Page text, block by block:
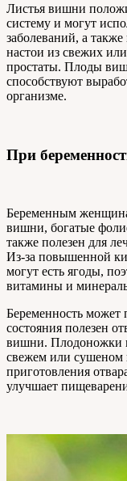
Листья вишни
систему и могут
заболеваний, а
настои из свежих
простаты. Плоды
способствуют
организме.
При
Беременным
вишни, богатые
также полезен для
Из-за повышенной
могут есть ягоды,
витамины и
Беременность может
состояния полезен
вишни. Плодоножки
свежем или сушеном
приготовления
улучшает